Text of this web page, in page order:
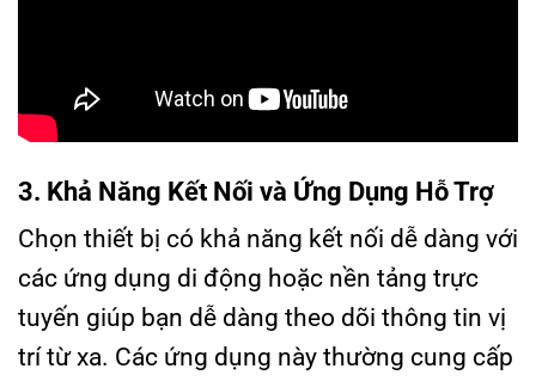
3. Khả Năng Kết Nối và Ứng Dụng Hỗ Trợ
Chọn thiết bị có khả năng kết nối dễ dàng với
các ứng dụng di động hoặc nền tảng trực
tuyến giúp bạn dễ dàng theo dõi thông tin vị
trí từ xa. Các ứng dụng này thường cung cấp